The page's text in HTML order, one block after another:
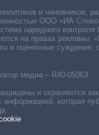
медиа – R40-05063
и охраняются
информацией, которая
и чиновников,
ООО «ИА
народного контроля
на правах рекламы:
и оценочные